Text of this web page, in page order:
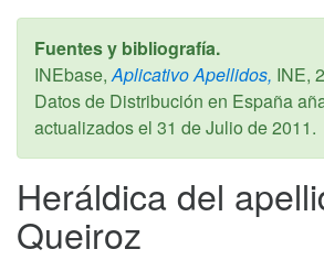
Fuentes y bibliografía.
INEbase, Aplicativo Apellidos, INE,
Datos de Distribución en España
actualizados el 31 de Julio de 2011.
Heráldica del
Queiroz